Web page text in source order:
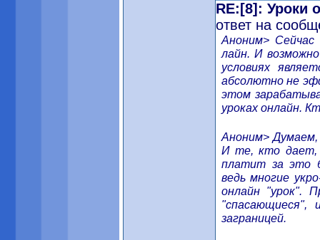
RE:[8]: Уроки
ответ на
Аноним> Сейчас
лайн. И
условиях
абсолютно не
этом
уроках онлайн.
Аноним> Думаем,
И те, кто дает,
платит за это
ведь многие
онлайн "урок".
"спасающиеся",
заграницей.